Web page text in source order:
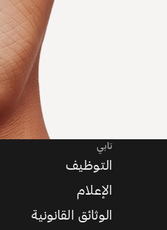
تابي
التوظيف
الإعلام
الوثائق القانونية